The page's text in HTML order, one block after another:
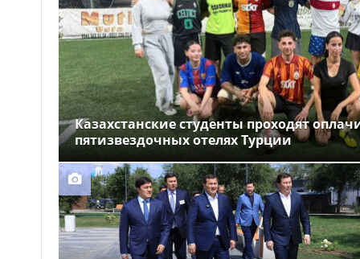
16:37
Незаконные кредиты
почти на 2 млрд тг: 21
участника ОПГ осудили в
Казахстане
Казахстанские студенты проходят
пятизвездочных отелях Турции